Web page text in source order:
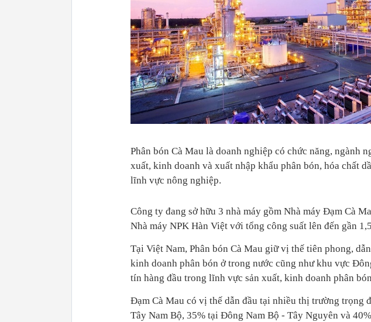
Phân bón Cà Mau là doanh nghiệp có chức năng, ngành
xuất, kinh doanh và xuất nhập khẩu phân bón, hóa chất
lĩnh vực nông nghiệp.
Công ty đang sở hữu 3 nhà máy gồm Nhà máy Đạm Cà
Nhà máy NPK Hàn Việt với tổng công suất lên đến gần
Tại Việt Nam, Phân bón Cà Mau giữ vị thế tiên phong,
kinh doanh phân bón ở trong nước cũng như khu vực
tín hàng đầu trong lĩnh vực sản xuất, kinh doanh phân
Đạm Cà Mau có vị thế dẫn đầu tại nhiều thị trường trọng
Tây Nam Bộ, 35% tại Đông Nam Bộ - Tây Nguyên và